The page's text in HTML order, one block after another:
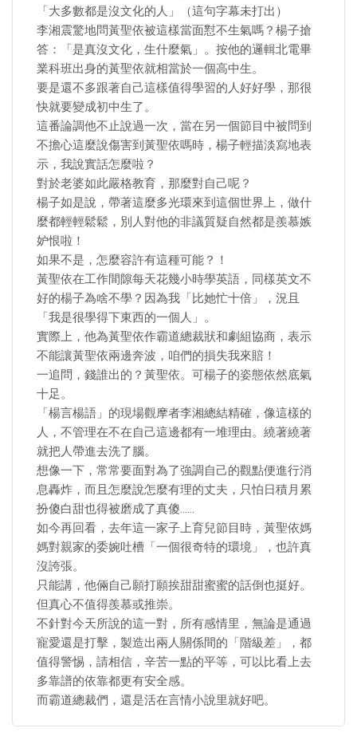
「大多數都是沒文化的人」（這句字幕未打出）
李湘震驚地問黃聖依被這樣當面懟不生氣嗎？楊子搶
答：「是真沒文化，生什麼氣」。按他的邏輯北電畢
業科班出身的黃聖依就相當於一個高中生。
要是還不多跟著自己這樣值得學習的人好好學，那很
快就要變成初中生了。
這番論調他不止說過一次，當在另一個節目中被問到
不擔心這麼說傷害到黃聖依嗎時，楊子輕描淡寫地表
示，我說實話怎麼啦？
對於老婆如此嚴格教育，那麼對自己呢？
楊子如是說，帶著這麼多光環來到這個世界上，做什
麼都輕輕鬆鬆，別人對他的非議質疑自然都是羨慕嫉
妒恨啦！
如果不是，怎麼容許有這種可能？！
黃聖依在工作間隙每天花幾小時學英語，同樣英文不
好的楊子為啥不學？因為我「比她忙十倍」，況且
「我是很學得下東西的一個人」。
實際上，他為黃聖依作霸道總裁狀和劇組協商，表示
不能讓黃聖依兩邊奔波，咱們的損失我來賠！
一追問，錢誰出的？黃聖依。可楊子的姿態依然底氣
十足。
「楊言楊語」的現場觀摩者李湘總結精確，像這樣的
人，不管理在不在自己這邊都有一堆理由。繞著繞著
就把人帶進去洗了腦。
想像一下，常常要面對為了強調自己的觀點便進行消
息轟炸，而且怎麼說怎麼有理的丈夫，只怕日積月累
扮傻白甜也得被磨成了真傻……
如今再回看，去年這一家子上育兒節目時，黃聖依媽
媽對親家的委婉吐槽「一個很奇特的環境」，也許真
沒誇張。
只能講，他倆自己願打願挨甜甜蜜蜜的話倒也挺好。
但真心不值得羨慕或推崇。
不針對今天所說的這一對，所有感情里，無論是通過
寵愛還是打擊，製造出兩人關係間的「階級差」，都
值得警惕，請相信，辛苦一點的平等，可以比看上去
多靠譜的依靠都更有安全感。
而霸道總裁們，還是活在言情小說里就好吧。